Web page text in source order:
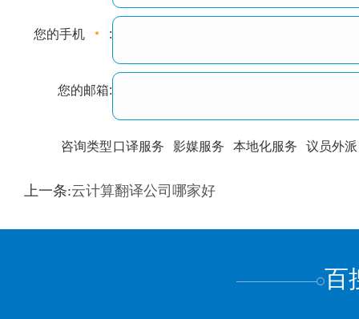
您的手机 :
您的邮箱:
咨询类型口译服务 影媒服务 本地化服务 议员外派
训翻译 标准级 专业级
上一条:云计算翻译公司哪家好
百